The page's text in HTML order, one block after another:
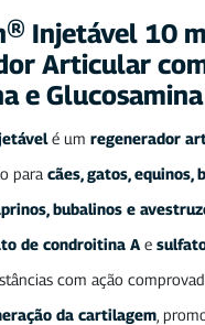
Injetável 10
Articular
e Glucosamina
é um regenerador
para cães, gatos, equinos,
bubalinos e
de condroitina A e
com ação
da cartilagem ,